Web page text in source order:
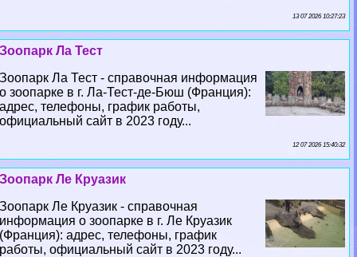
13 07 2026 10:27:23
Зоопарк Ла Тест
Зоопарк Ла Тест - справочная информация
о зоопарке в г. Ла-Тест-де-Бюш (Франция):
адрес, телефоны, график работы,
официальный сайт в 2023 году...
12 07 2026 15:40:32
Зоопарк Ле Круазик
Зоопарк Ле Круазик - справочная
информация о зоопарке в г. Ле Круазик
(Франция): адрес, телефоны, график
работы, официальный сайт в 2023 году...